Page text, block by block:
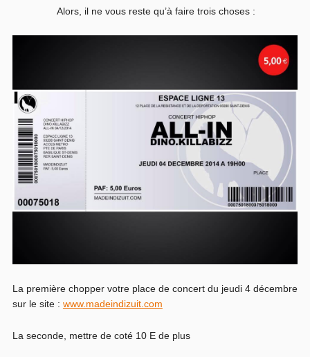
Alors, il ne vous reste qu’à faire trois choses :
La première chopper votre place de concert du jeudi 4 décembre
sur le site : www.madeindizuit.com
La seconde, mettre de coté 10 E de plus